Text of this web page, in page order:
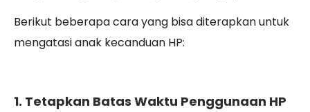
Berikut beberapa cara yang bisa diterapkan untuk
mengatasi anak kecanduan HP:
1. Tetapkan Batas Waktu Penggunaan HP